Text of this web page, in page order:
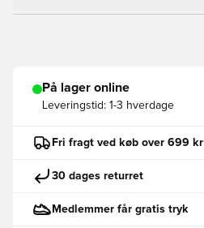
På lager online
Leveringstid: 1-3 hverdage
Fri fragt ved køb over 699 kr
30 dages returret
Medlemmer får gratis tryk